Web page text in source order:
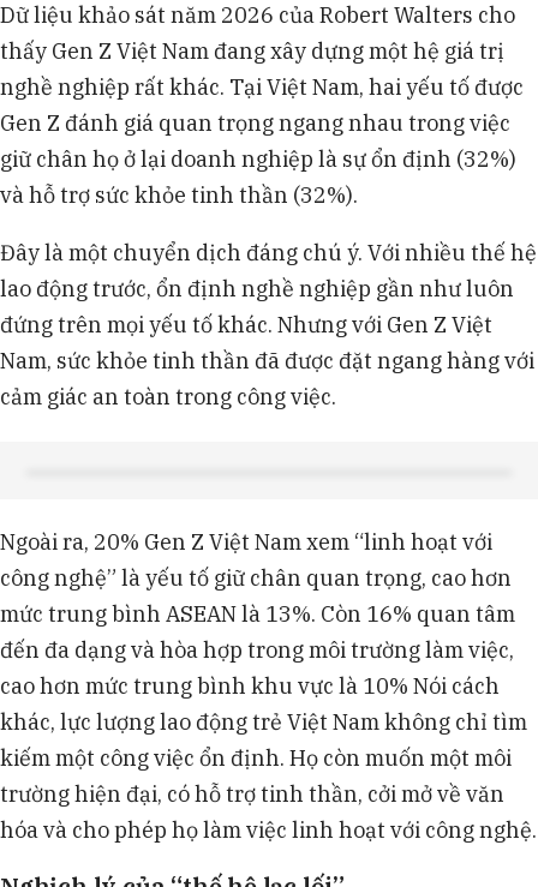
Dữ liệu khảo sát năm 2026 của Robert Walters cho
thấy Gen Z Việt Nam đang xây dựng một hệ giá trị
nghề nghiệp rất khác. Tại Việt Nam, hai yếu tố được
Gen Z đánh giá quan trọng ngang nhau trong việc
giữ chân họ ở lại doanh nghiệp là sự ổn định (32%)
và hỗ trợ sức khỏe tinh thần (32%).
Đây là một chuyển dịch đáng chú ý. Với nhiều thế hệ
lao động trước, ổn định nghề nghiệp gần như luôn
đứng trên mọi yếu tố khác. Nhưng với Gen Z Việt
Nam, sức khỏe tinh thần đã được đặt ngang hàng với
cảm giác an toàn trong công việc.
Ngoài ra, 20% Gen Z Việt Nam xem “linh hoạt với
công nghệ” là yếu tố giữ chân quan trọng, cao hơn
mức trung bình ASEAN là 13%. Còn 16% quan tâm
đến đa dạng và hòa hợp trong môi trường làm việc,
cao hơn mức trung bình khu vực là 10% Nói cách
khác, lực lượng lao động trẻ Việt Nam không chỉ tìm
kiếm một công việc ổn định. Họ còn muốn một môi
trường hiện đại, có hỗ trợ tinh thần, cởi mở về văn
hóa và cho phép họ làm việc linh hoạt với công nghệ.